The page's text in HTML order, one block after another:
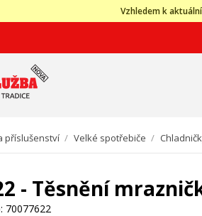
Vzhledem k
příslušenství / Velké spotřebiče /
- Těsnění
70077622